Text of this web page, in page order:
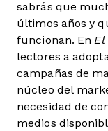
sabrás que
últimos años y
funcionan. En El
lectores a
campañas de
núcleo del
necesidad de
medios